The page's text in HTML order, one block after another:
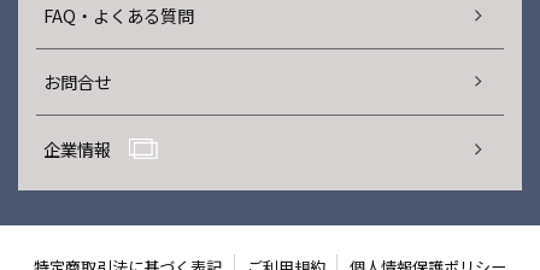
FAQ・よくある質問
お問合せ
企業情報